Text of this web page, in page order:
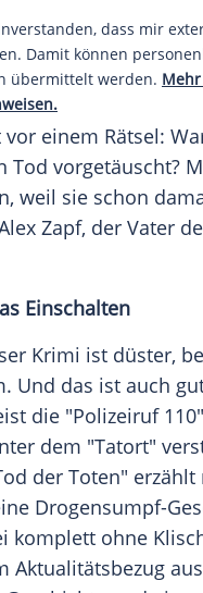
dass mir
Damit können
übermittelt werden.
vor einem Rätsel:
Tod vorgetäuscht?
weil sie schon
Zapf, der Vater
Einschalten
Krimi ist düster,
Und das ist auch
die "Polizeiruf 110
dem "Tatort"
der Toten"
Drogensumpf-
komplett ohne
Aktualitätsbezug